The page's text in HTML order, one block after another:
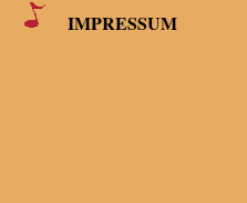
IMPRESSUM